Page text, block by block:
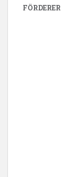
FÖRDERER